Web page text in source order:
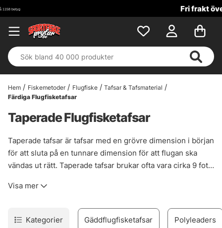
Hem Fiskemetoder Flugfiske
Tafsar & Tafsmaterial
Färdiga Flugfisketafsar
Taperade Flugfisketafsar
Taperade tafsar är tafsar med en grövre dimension i början
för att sluta på en tunnare dimension för att flugan ska
vändas ut rätt. Taperade tafsar brukar ofta vara cirka 9 fot
låter dig ha bättre chans på skyggare fisk.
mer slitstarka, mindre synliga för fisken samt för att dem är
Visa mer
Kategorier Gäddflugfisketafsar Polyleaders